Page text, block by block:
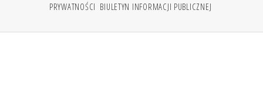
PRYWATNOŚCI BIULETYN INFORMACJI PUBLICZNEJ